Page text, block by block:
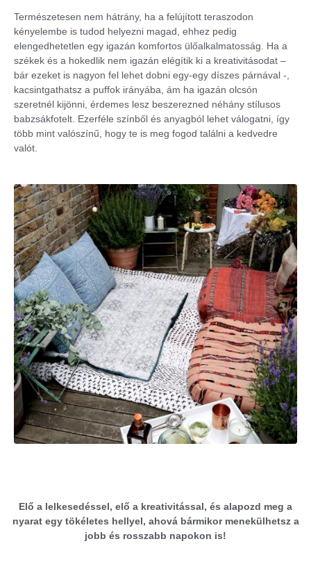
Természetesen nem hátrány, ha a felújított teraszodon
kényelembe is tudod helyezni magad, ehhez pedig
elengedhetetlen egy igazán komfortos ülőalkalmatosság. Ha a
székek és a hokedlik nem igazán elégítik ki a kreativitásodat –
bár ezeket is nagyon fel lehet dobni egy-egy díszes párnával -,
kacsintgathatsz a puffok irányába, ám ha igazán olcsón
szeretnél kijönni, érdemes lesz beszerezned néhány stílusos
babzsákfotelt. Ezerféle színből és anyagból lehet válogatni, így
több mint valószínű, hogy te is meg fogod találni a kedvedre
valót.
Elő a lelkesedéssel, elő a kreativitással, és alapozd meg a
nyarat egy tökéletes hellyel, ahová bármikor menekülhetsz a
jobb és rosszabb napokon is!